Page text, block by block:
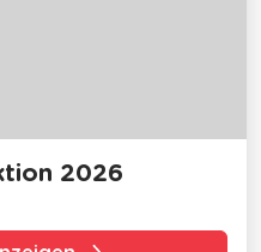
2026